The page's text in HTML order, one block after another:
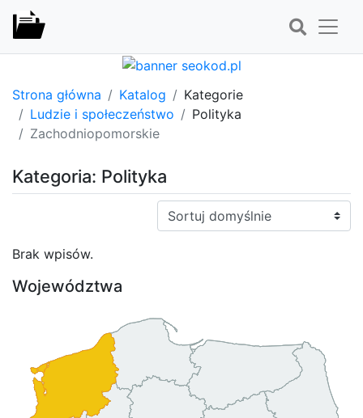
Strona główna Katalog
Kategorie
Ludzie i społeczeństwo
Polityka
Zachodniopomorskie
Kategoria: Polityka
Sortuj:
Brak wpisów.
Województwa